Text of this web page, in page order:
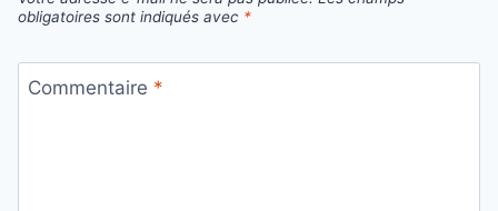
obligatoires sont indiqués avec *
Commentaire *